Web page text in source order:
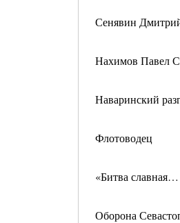
Сенявин
Нахимов Павел
Наваринский
Флотоводец
«Битва
Оборона